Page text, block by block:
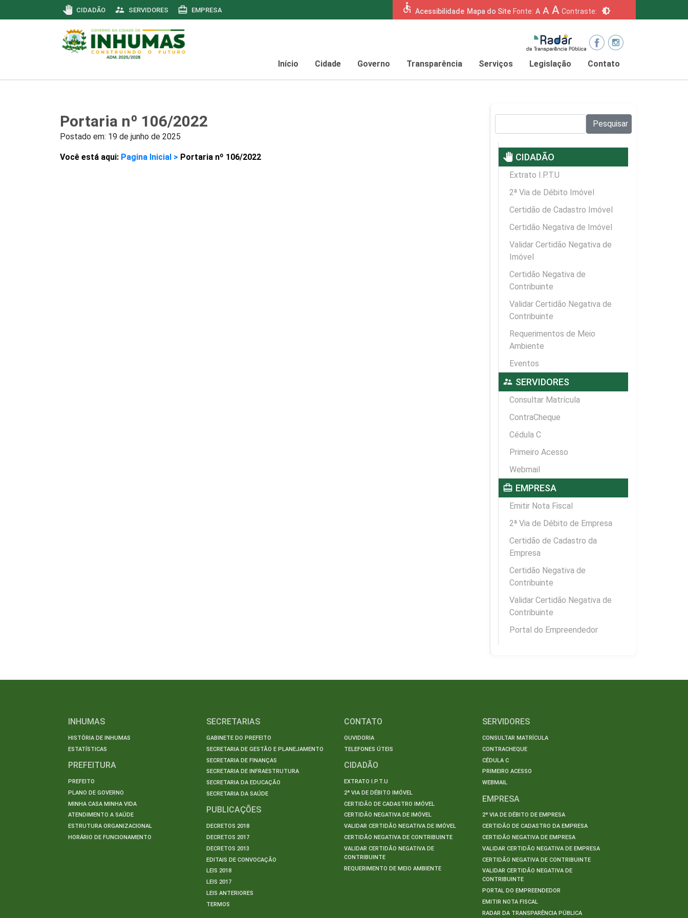
pan_tool CIDADÃO supervisor_account SERVIDORES card_travel EMPRESA accessible Acessibilidade Mapa do Site Fonte: A A A Contraste: brightness_6
Início Cidade Governo Transparência Serviços Legislação Contato
Portaria nº 106/2022
Postado em: 19 de junho de 2025
Você está aqui: Pagina Inicial > Portaria nº 106/2022
Pesquisar
pan_tool CIDADÃO
Extrato I.P.T.U
2ª Via de Débito Imóvel
Certidão de Cadastro Imóvel
Certidão Negativa de Imóvel
Validar Certidão Negativa de
Imóvel
Certidão Negativa de
Contribuinte
Validar Certidão Negativa de
Contribuinte
Requerimentos de Meio
Ambiente
Eventos
supervisor_account SERVIDORES
Consultar Matrícula
ContraCheque
Cédula C
Primeiro Acesso
Webmail
card_travel EMPRESA
Emitir Nota Fiscal
2ª Via de Débito de Empresa
Certidão de Cadastro da
Empresa
Certidão Negativa de
Contribuinte
Validar Certidão Negativa de
Contribuinte
Portal do Empreendedor
INHUMAS
HISTÓRIA DE INHUMAS
ESTATÍSTICAS
PREFEITURA
PREFEITO
PLANO DE GOVERNO
MINHA CASA MINHA VIDA
ATENDIMENTO A SAÚDE
ESTRUTURA ORGANIZACIONAL
HORÁRIO DE FUNCIONAMENTO
SECRETARIAS
GABINETE DO PREFEITO
SECRETARIA DE GESTÃO E PLANEJAMENTO
SECRETARIA DE FINANÇAS
SECRETARIA DE INFRAESTRUTURA
SECRETARIA DA EDUCAÇÃO
SECRETARIA DA SAÚDE
PUBLICAÇÕES
DECRETOS 2018
DECRETOS 2017
DECRETOS 2013
EDITAIS DE CONVOCAÇÃO
LEIS 2018
LEIS 2017
LEIS ANTERIORES
TERMOS
CONTATO
OUVIDORIA
TELEFONES ÚTEIS
CIDADÃO
EXTRATO I.P.T.U
2ª VIA DE DÉBITO IMÓVEL
CERTIDÃO DE CADASTRO IMÓVEL
CERTIDÃO NEGATIVA DE IMÓVEL
VALIDAR CERTIDÃO NEGATIVA DE IMÓVEL
CERTIDÃO NEGATIVA DE CONTRIBUINTE
VALIDAR CERTIDÃO NEGATIVA DE
CONTRIBUINTE
REQUERIMENTO DE MEIO AMBIENTE
SERVIDORES
CONSULTAR MATRÍCULA
CONTRACHEQUE
CÉDULA C
PRIMEIRO ACESSO
WEBMAIL
EMPRESA
2ª VIA DE DÉBITO DE EMPRESA
CERTIDÃO DE CADASTRO DA EMPRESA
CERTIDÃO NEGATIVA DE EMPRESA
VALIDAR CERTIDÃO NEGATIVA DE EMPRESA
CERTIDÃO NEGATIVA DE CONTRIBUINTE
VALIDAR CERTIDÃO NEGATIVA DE
CONTRIBUINTE
PORTAL DO EMPREENDEDOR
EMITIR NOTA FISCAL
RADAR DA TRANSPARÊNCIA PÚBLICA